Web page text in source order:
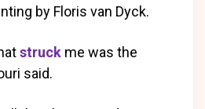
by Floris van Dyck.
struck me was the
said.